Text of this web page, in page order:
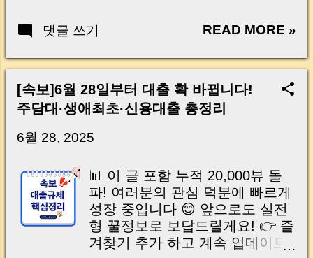
Your Account Is It Safe If the Seller Has a
Real Risks and Mistakes to Avoid MoneyLog
Key Takeaway 혹시 이런 생각 해보신 적 있으
신가요? “잔금일… 그냥 돈 보내고 끝나는 거 아
닌가요?” 하지만 현장에서 보면 전혀 그렇지 않
습니다. 잔금일은 ‘서류 몇 장 처리하는 날’이 아
이는 가장 긴장되는 순간 입니다. 실제로 제가
중개 현장에서 겪었던 일입니다. 금요일 오후 3
시, 이체 한도에 막혀 송금이 멈췄고 그 자리에
서 계약이 무산될 뻔한 아찔한 상황이 있었습니
다. 또 어떤 분은 이렇게 말씀하십니다. “내 대출
인데 왜 내 통장으로 안 들어오죠?” “매도인이 대
댓글 쓰기 READ MORE »
[속보]6월 28일부터 대출 확 바뀝니다!
주담대·생애최초·신용대출 총정리
6월 28, 2025
📊 이 글 포함 누적 20,000뷰 돌
파! 여러분의 관심 덕분에 빠르게
성장 중입니다 😊 앞으로도 실전
형 꿀정보로 보답드릴게요! 👉 즐
겨찾기 추가 하고 계속 업데이트